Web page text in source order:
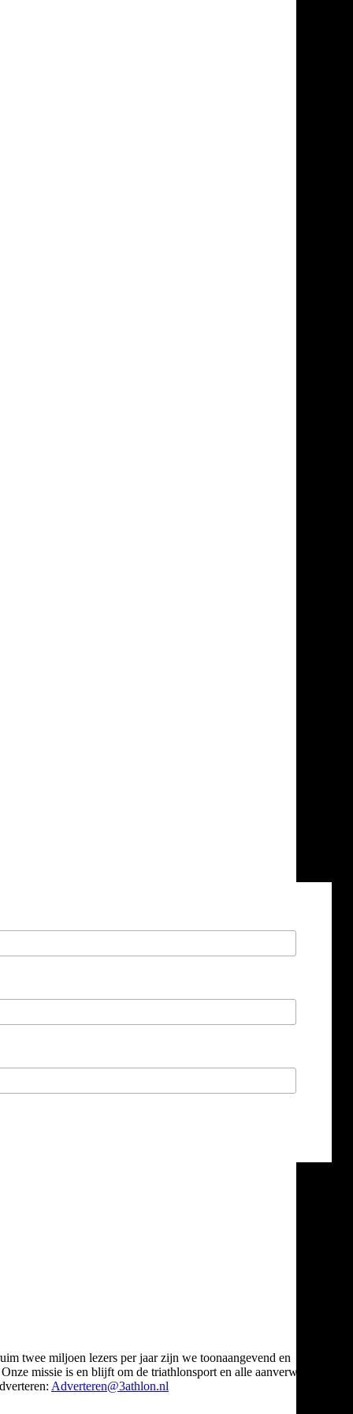
twee miljoen lezers per jaar zijn we toonaangevend en
missie is en blijft om de triathlonsport en alle aanverwante
Adverteren@3athlon.nl